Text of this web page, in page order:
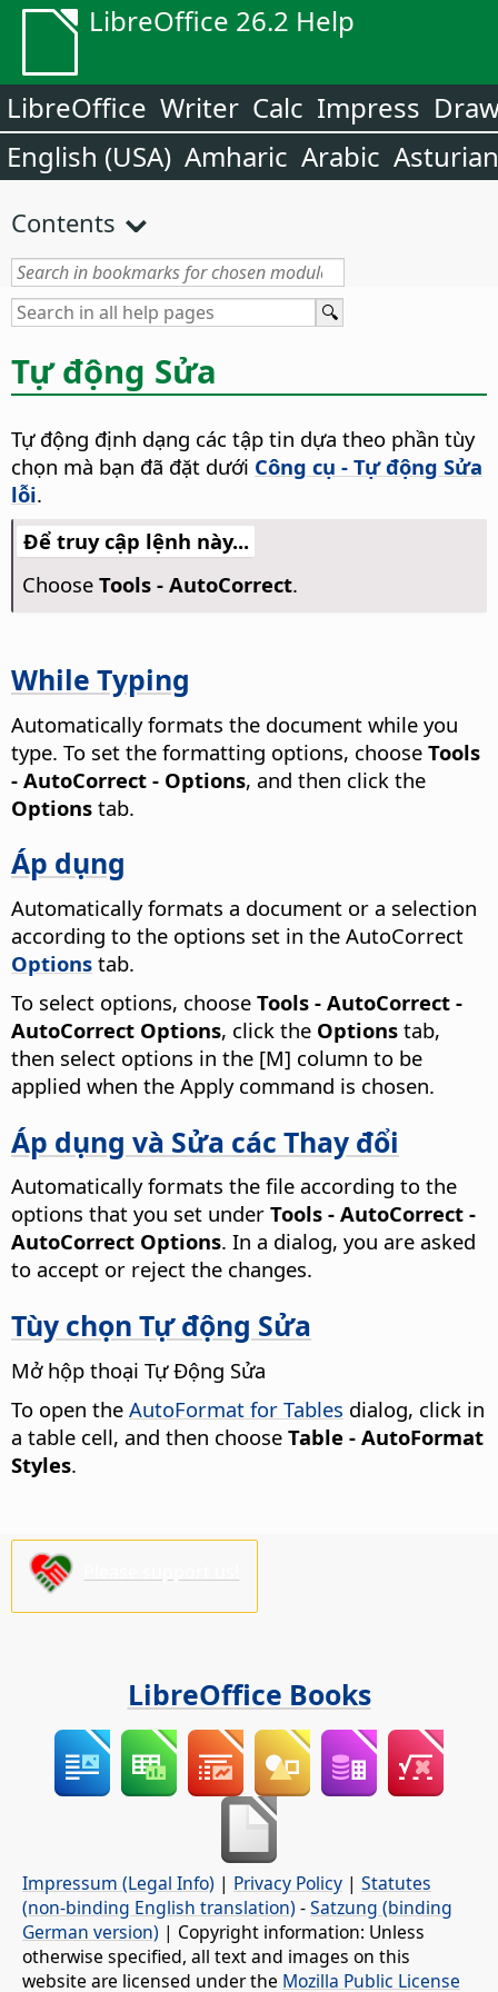
LibreOffice 26.2 Help
LibreOffice Writer Calc Impress
English (USA) Amharic Arabic Asturian
Contents
Tự động Sửa
Tự động định dạng các tập tin dựa theo phần tùy
chọn mà bạn đã đặt dưới Công cụ - Tự động Sửa
lỗi.
Để truy cập lệnh này...
Choose Tools - AutoCorrect.
While Typing
Automatically formats the document while you
type. To set the formatting options, choose Tools
- AutoCorrect - Options, and then click the
Options tab.
Áp dụng
Automatically formats a document or a selection
according to the options set in the AutoCorrect
Options tab.
To select options, choose Tools - AutoCorrect -
AutoCorrect Options, click the Options tab,
then select options in the [M] column to be
applied when the Apply command is chosen.
Áp dụng và Sửa các Thay đổi
Automatically formats the file according to the
options that you set under Tools - AutoCorrect -
AutoCorrect Options. In a dialog, you are asked
to accept or reject the changes.
Tùy chọn Tự động Sửa
Mở hộp thoại Tự Động Sửa
To open the AutoFormat for Tables dialog, click in
a table cell, and then choose Table - AutoFormat
Styles.
LibreOffice Books
Impressum (Legal Info) | Privacy Policy | Statutes
(non-binding English translation) -Satzung (binding
German version) | Copyright information: Unless
otherwise specified, all text and images on this
website are licensed under the Mozilla Public License